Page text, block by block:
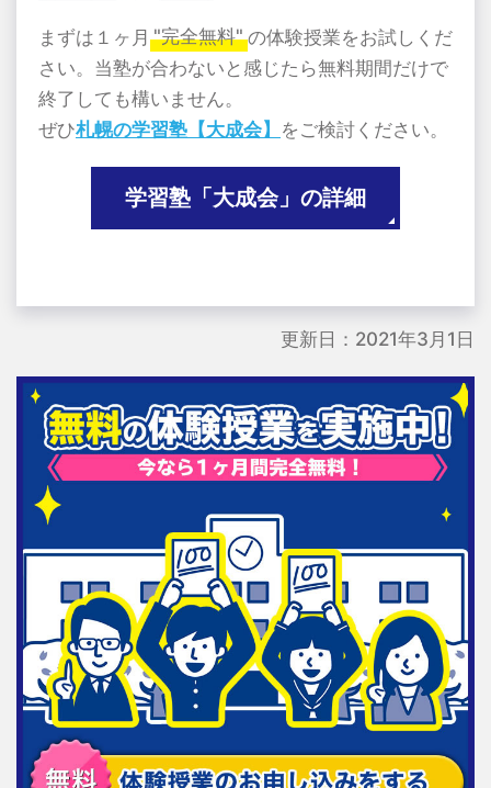
まずは１ヶ月 "完全無料"の体験授業をお試しくだ
さい。当塾が合わないと感じたら無料期間だけで
終了しても構いません。
ぜひ札幌の学習塾【大成会】 をご検討ください。
学習塾「大成会」の詳細
更新日：2021年3月1日